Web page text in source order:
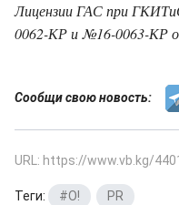
Лицензии ГАС при
0062-КР и №16-0063-КР
Сообщи свою новость:
URL: https://www.vb.kg/
Теги: #O! PR